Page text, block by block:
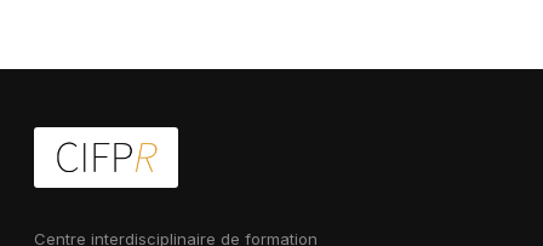
Centre interdisciplinaire de formation